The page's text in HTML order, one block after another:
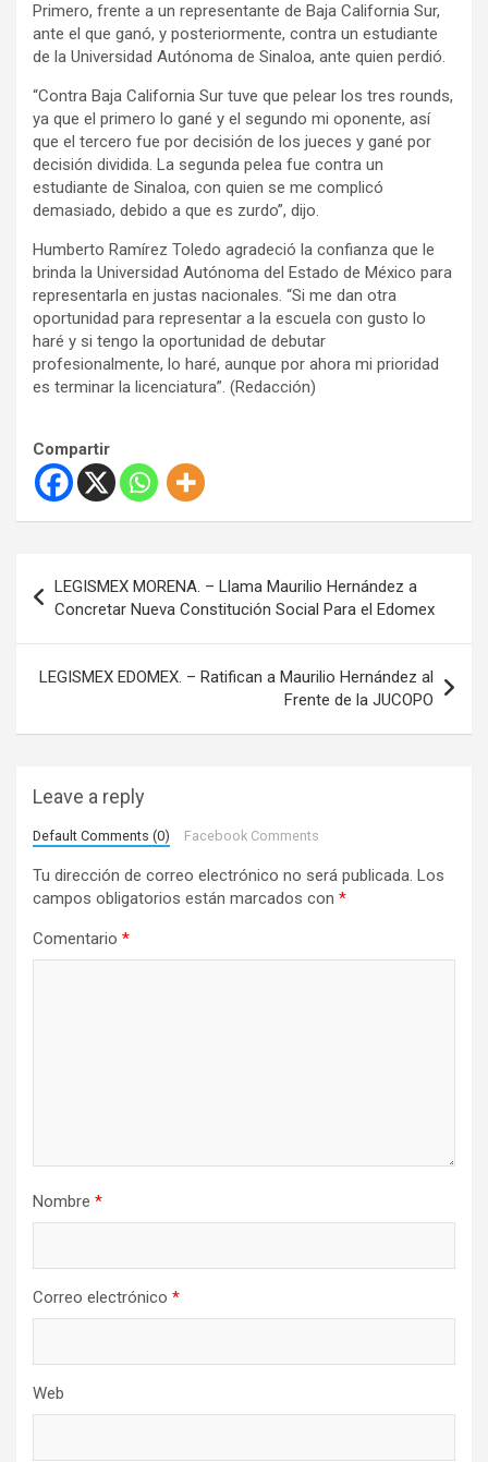
Primero, frente a un representante de Baja California Sur,
ante el que ganó, y posteriormente, contra un estudiante
de la Universidad Autónoma de Sinaloa, ante quien perdió.
“Contra Baja California Sur tuve que pelear los tres rounds,
ya que el primero lo gané y el segundo mi oponente, así
que el tercero fue por decisión de los jueces y gané por
decisión dividida. La segunda pelea fue contra un
estudiante de Sinaloa, con quien se me complicó
demasiado, debido a que es zurdo”, dijo.
Humberto Ramírez Toledo agradeció la confianza que le
brinda la Universidad Autónoma del Estado de México para
representarla en justas nacionales. “Si me dan otra
oportunidad para representar a la escuela con gusto lo
haré y si tengo la oportunidad de debutar
profesionalmente, lo haré, aunque por ahora mi prioridad
es terminar la licenciatura”. (Redacción)
Compartir
v
a
LEGISMEX MORENA. – Llama Maurilio Hernández a
Concretar Nueva Constitución Social Para el Edomex
LEGISMEX EDOMEX. – Ratifican a Maurilio Hernández al
Frente de la JUCOPO
Leave a reply
Default Comments (0) Facebook Comments
Tu dirección de correo electrónico no será publicada. Los
campos obligatorios están marcados con *
Comentario *
Nombre *
Correo electrónico *
Web